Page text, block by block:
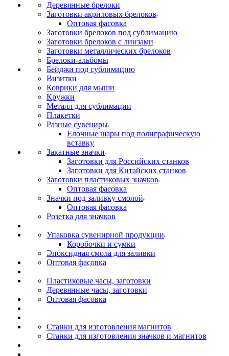
Деревянные брелоки
Заготовки акриловых брелоков
Оптовая фасовка
Заготовки брелоков под сублимацию
Заготовки брелоков с линзами
Заготовки металлических брелоков
Брелоки-альбомы
Бейджи под сублимацию
Визитки
Коврики для мыши
Кружки
Металл для сублимации
Плакетки
Разные сувениры
Елочные шары под полиграфическую
вставку
Закатные значки
Заготовки для Российских станков
Заготовки для Китайских станков
Заготовки пластиковых значков
Оптовая фасовка
Значки под заливку смолой
Оптовая фасовка
Розетка для значков
Упаковка сувенирной продукции
Коробочки и сумки
Эпоксидная смола для заливки
Оптовая фасовка
Пластиковые часы, заготовки
Деревянные часы, заготовки
Оптовая фасовка
Станки для изготовления магнитов
Станки для изготовления значков и магнитов